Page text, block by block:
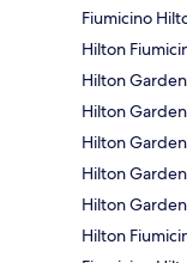
Fiumicino
Hilton
Hilton
Hilton
Hilton
Hilton
Hilton
Hilton